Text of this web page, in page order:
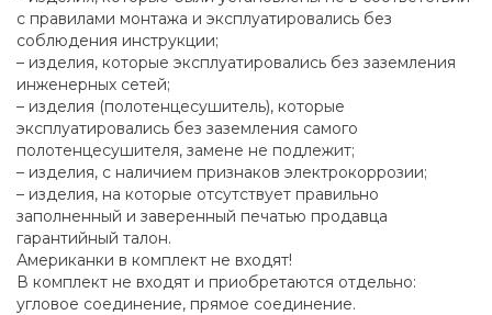
с правилами монтажа и эксплуатировались без
соблюдения инструкции;
– изделия, которые эксплуатировались без заземления
инженерных сетей;
– изделия (полотенцесушитель), которые
эксплуатировались без заземления самого
полотенцесушителя, замене не подлежит;
– изделия, с наличием признаков электрокоррозии;
– изделия, на которые отсутствует правильно
заполненный и заверенный печатью продавца
гарантийный талон.
Американки в комплект не входят!
В комплект не входят и приобретаются отдельно:
угловое соединение, прямое соединение.